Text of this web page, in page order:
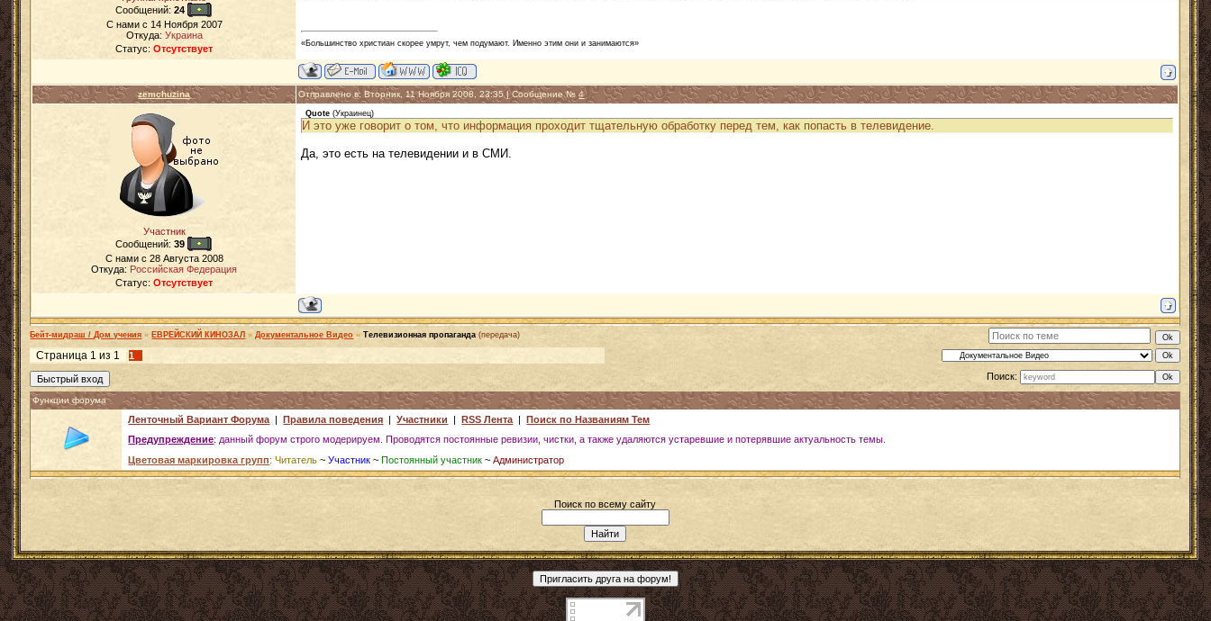
Сообщений:24
C нами с 14 Ноября 2007
Откуда: Украина
Статус:Отсутствует
«Большинство христиан скорее умрут, чем подумают. Именно этим они и занимаются»
zemchuzina Отправлено в: Вторник, 11 Ноября 2008, 23:35 | Сообщение №4
Участник
Сообщений:39
C нами с 28 Августа 2008
Откуда: Российская Федерация
Статус:Отсутствует
Quote (Украинец)
И это уже говорит о том, что информация проходит тщательную обработку перед тем, как попасть в телевидение.
Да, это есть на телевидении и в СМИ.
Бейт-мидраш / Дом учения » ЕВРЕЙСКИЙ КИНОЗАЛ » Документальное Видео » Телевизионная пропаганда (передача)
Страница 1 из 1
1
Поиск:
Функции форума
Ленточный Вариант Форума |Правила поведения |Участники |RSS Лента |Поиск по Названиям Тем
Предупреждение: данный форум строго модерируем. Проводятся постоянные ревизии, чистки, а также удаляются устаревшие и потерявшие актуальность темы.
Цветовая маркировка групп: Читатель ~Участник ~Постоянный участник ~Администратор
Поиск по всему сайту